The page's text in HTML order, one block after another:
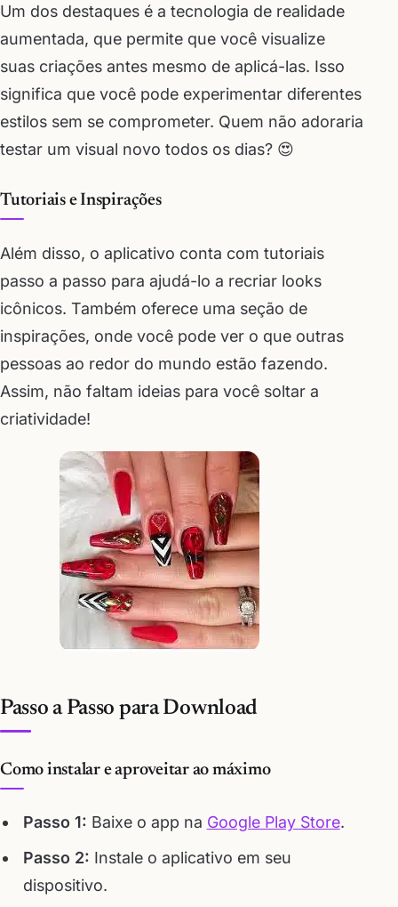
Um dos destaques é a tecnologia de realidade
aumentada, que permite que você visualize
suas criações antes mesmo de aplicá-las. Isso
significa que você pode experimentar diferentes
estilos sem se comprometer. Quem não adoraria
testar um visual novo todos os dias? 😍
Tutoriais e Inspirações
Além disso, o aplicativo conta com tutoriais
passo a passo para ajudá-lo a recriar looks
icônicos. Também oferece uma seção de
inspirações, onde você pode ver o que outras
pessoas ao redor do mundo estão fazendo.
Assim, não faltam ideias para você soltar a
criatividade!
Passo a Passo para Download
Como instalar e aproveitar ao máximo
Passo 1: Baixe o app na Google Play Store.
Passo 2: Instale o aplicativo em seu
dispositivo.